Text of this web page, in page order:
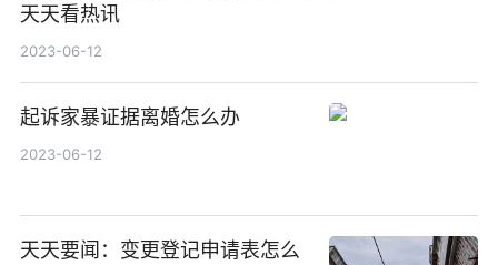
天天看热讯
2023-06-12
起诉家暴证据离婚怎么办
2023-06-12
天天要闻：变更登记申请表怎么